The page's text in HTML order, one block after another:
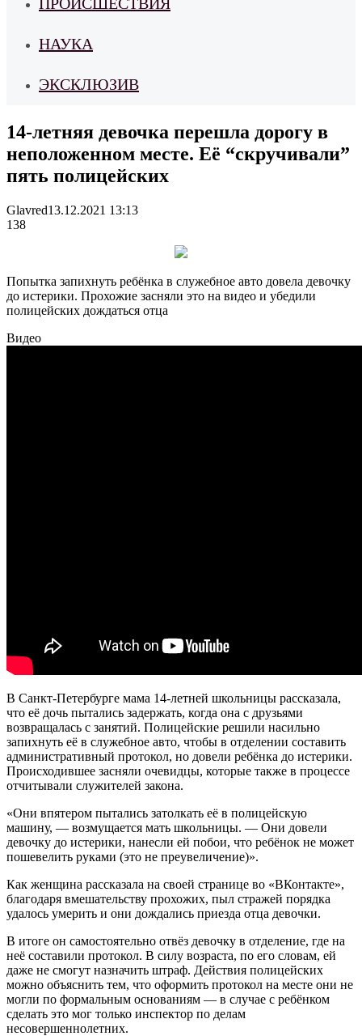
НАУКА
ЭКСКЛЮЗИВ
14-летняя девочка перешла дорогу в
неположенном месте. Её “скручивали”
пять полицейских
Glavred13.12.2021 13:13
138
Попытка запихнуть ребёнка в служебное авто довела девочку
до истерики. Прохожие засняли это на видео и убедили
полицейских дождаться отца
Видео
В Санкт-Петербурге мама 14-летней школьницы рассказала,
что её дочь пытались задержать, когда она с друзьями
возвращалась с занятий. Полицейские решили насильно
запихнуть её в служебное авто, чтобы в отделении составить
административный протокол, но довели ребёнка до истерики.
Происходившее засняли очевидцы, которые также в процессе
отчитывали служителей закона.
«Они впятером пытались затолкать её в полицейскую
машину, — возмущается мать школьницы. — Они довели
девочку до истерики, нанесли ей побои, что ребёнок не может
пошевелить руками (это не преувеличение)».
Как женщина рассказала на своей странице во «ВКонтакте»,
благодаря вмешательству прохожих, пыл стражей порядка
удалось умерить и они дождались приезда отца девочки.
В итоге он самостоятельно отвёз девочку в отделение, где на
неё составили протокол. В силу возраста, по его словам, ей
даже не смогут назначить штраф. Действия полицейских
можно объяснить тем, что оформить протокол на месте они не
могли по формальным основаниям — в случае с ребёнком
сделать это мог только инспектор по делам
несовершеннолетних.